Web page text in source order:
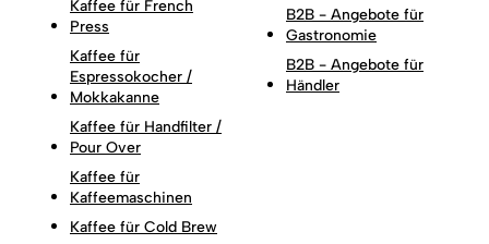
Kaffee für French
Press
Kaffee für
Espressokocher /
Mokkakanne
Kaffee für Handfilter /
Pour Over
Kaffee für
Kaffeemaschinen
Kaffee für Cold Brew
B2B - Angebote für
Gastronomie
B2B - Angebote für
Händler